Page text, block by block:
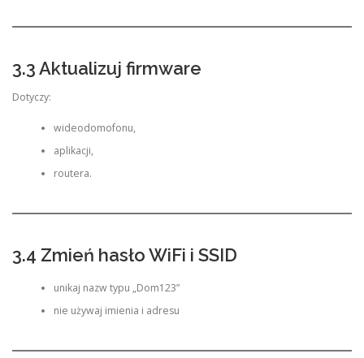
3.3 Aktualizuj firmware
Dotyczy:
wideodomofonu,
aplikacji,
routera.
3.4 Zmień hasło WiFi i SSID
unikaj nazw typu „Dom123”
nie używaj imienia i adresu